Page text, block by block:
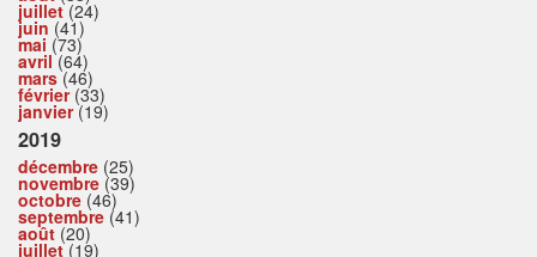
juillet(24)
juin (41)
mai (73)
avril(64)
mars(46)
février(33)
janvier(19)
2019
décembre (25)
novembre (39)
octobre (46)
septembre (41)
août (20)
juillet(19)